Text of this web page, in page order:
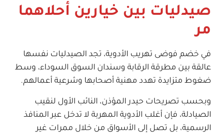
صيدليات بين خيارين أحلاهما
مر
في خضم فوضى تهريب الأدوية، تجد الصيدليات نفسها
عالقة بين مطرقة الرقابة وسندان السوق السوداء، وسط
ضغوط متزايدة تهدد مهنية أصحابها وشرعية أعمالهم.
وبحسب تصريحات حيدر المؤذن، النائب الأول لنقيب
الصيادلة، فإن أغلب الأدوية المهربة لا تدخل عبر المنافذ
الرسمية، بل تصل إلى الأسواق من خلال ممرات غير